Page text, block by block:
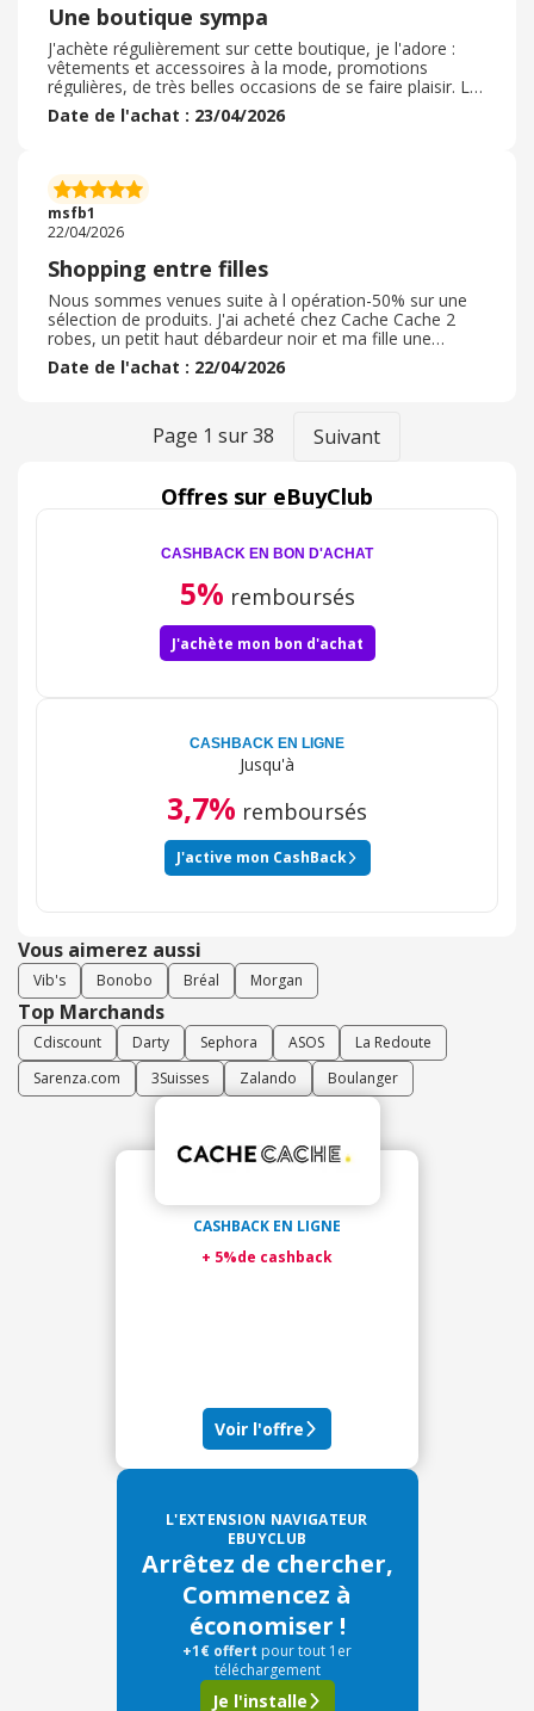
Une boutique sympa
J'achète régulièrement sur cette boutique, je l'adore :
vêtements et accessoires à la mode, promotions
régulières, de très belles occasions de se faire plaisir. La
livraison est relativement rapide. Je me fais toujours
livrer en points relais, c'est plus facile et je peux aller
mauvaises surprises. Et cas d'erreur, taille, style ou tout
autre, pas de problème, le retour est toujours gratuit
sois en renvoyant l'article via point relais soit
directement en boutique. Je recommande ce site.
Date de l'achat : 23/04/2026
msfb1
22/04/2026
Shopping entre filles
Nous sommes venues suite à l opération-50% sur une
sélection de produits. J'ai acheté chez Cache Cache 2
robes, un petit haut débardeur noir et ma fille une
chemisier Bonobo. J'ai réglé en cartes cadeaux reçues
pour mon anniversaire et achetées sur EBUYCLUB. Tout
fais aujourd'hui et un jour entre 12h ou encore un
message à moi aussi je me demande pourquoi je ne
Date de l'achat : 22/04/2026
Page 1 sur38 Suivant
Offres sur eBuyClub
CASHBACK EN BON D'ACHAT
5% remboursés
J'achète mon bon d'achat
CASHBACK EN LIGNE
Jusqu'à
3,7% remboursés
J'active mon CashBack
Vous aimerez aussi
Vib's Bonobo Bréal Morgan
Top Marchands
Cdiscount Darty Sephora ASOS
La Redoute
Sarenza.com
3Suisses Zalando Boulanger
CASHBACK EN LIGNE
+ 5%de cashback
Voir l'offre
L'EXTENSION NAVIGATEUR
EBUYCLUB
Arrêtez de chercher,
Commencez à
économiser !
+1€ offert pour tout 1er
téléchargement
Je l'installe